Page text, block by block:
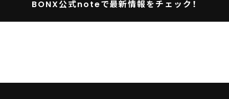
BONX公式noteで最新情報をチェック！